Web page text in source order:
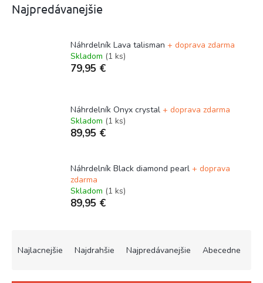
Najpredávanejšie
Náhrdelník Lava talisman + doprava zdarma
Skladom (1 ks)
79,95 €
Náhrdelník Onyx crystal + doprava zdarma
Skladom (1 ks)
89,95 €
Náhrdelník Black diamond pearl + doprava
zdarma
Skladom (1 ks)
89,95 €
Najlacnejšie Najdrahšie Najpredávanejšie Abecedne